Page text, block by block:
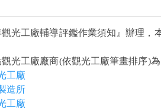
光工廠輔導評鑑作業須知』辦理，
光工廠廠商(依觀光工廠筆畫排序)為
工廠
造所
工廠